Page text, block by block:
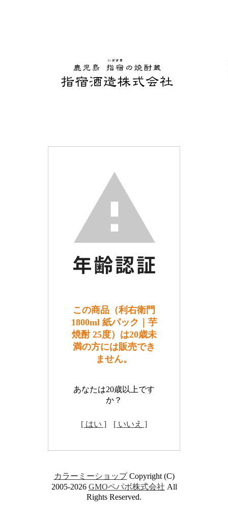
この商品（利右衛門
1800ml 紙パック｜芋
焼酎 25度）は20歳未
満の方には販売でき
ません。
あなたは20歳以上です
か？
[ はい ] [ いいえ ]
カラーミーショップCopyright (C)
2005-2026 GMOペパボ株式会社 All
Rights Reserved.